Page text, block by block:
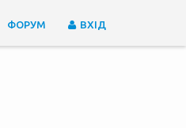
ФОРУМ ВХІД